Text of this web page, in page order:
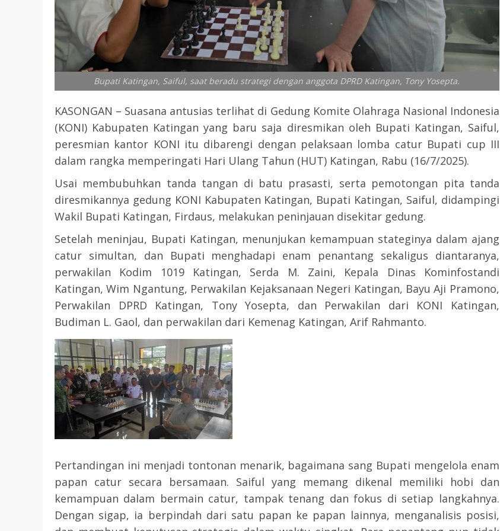
Bupati Katingan, Saiful, saat beradu strategi dengan anggota DPRD Katingan, Tony Yosepta.
KASONGAN – Suasana antusias terlihat di Gedung Komite Olahraga Nasional Indonesia
(KONI) Kabupaten Katingan yang baru saja diresmikan oleh Bupati Katingan, Saiful,
peresmian kantor KONI itu dibarengi dengan pelaksaan lomba catur Bupati cup III
dalam rangka memperingati Hari Ulang Tahun (HUT) Katingan, Rabu (16/7/2025).
Usai membubuhkan tanda tangan di batu prasasti, serta pemotongan pita tanda
diresmikannya gedung KONI Kabupaten Katingan, Bupati Katingan, Saiful, didampingi
Wakil Bupati Katingan, Firdaus, melakukan peninjauan disekitar gedung.
Setelah meninjau, Bupati Katingan, menunjukan kemampuan stateginya dalam ajang
catur simultan, dan Bupati menghadapi enam penantang sekaligus diantaranya,
perwakilan Kodim 1019 Katingan, Serda M. Zaini, Kepala Dinas Kominfostandi
Katingan, Wim Ngantung, Perwakilan Kejaksanaan Negeri Katingan, Bayu Aji Pramono,
Perwakilan DPRD Katingan, Tony Yosepta, dan Perwakilan dari KONI Katingan,
Budiman L. Gaol, dan perwakilan dari Kemenag Katingan, Arif Rahmanto.
Pertandingan ini menjadi tontonan menarik, bagaimana sang Bupati mengelola enam
papan catur secara bersamaan. Saiful yang memang dikenal memiliki hobi dan
kemampuan dalam bermain catur, tampak tenang dan fokus di setiap langkahnya.
Dengan sigap, ia berpindah dari satu papan ke papan lainnya, menganalisis posisi,